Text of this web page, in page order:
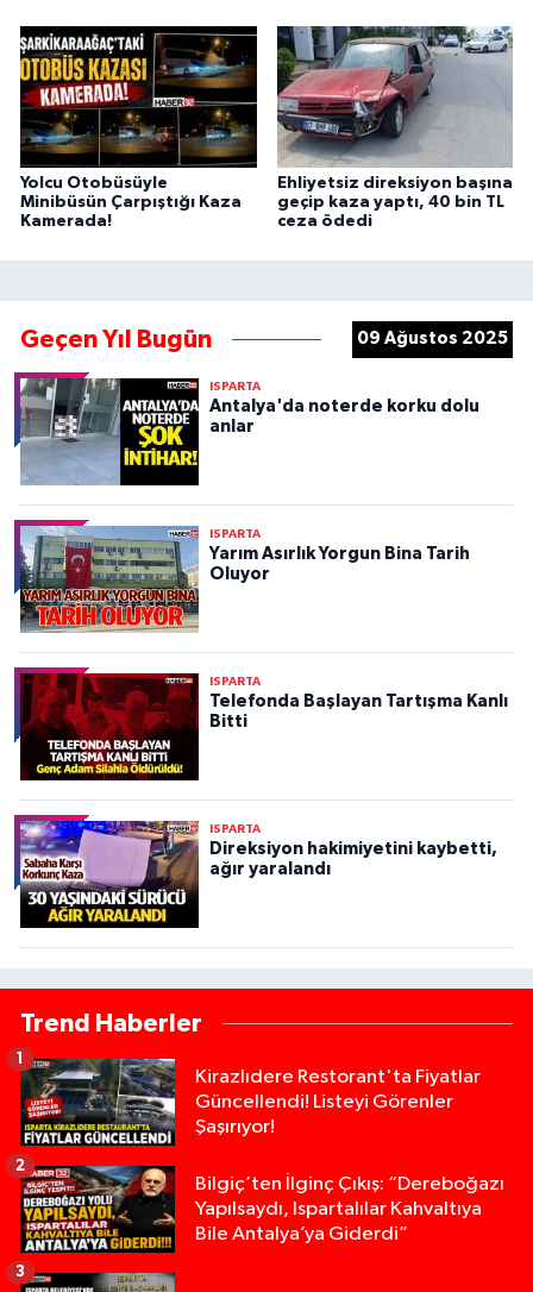
Yolcu Otobüsüyle
Minibüsün Çarpıştığı Kaza
Kamerada!
Ehliyetsiz direksiyon başına
geçip kaza yaptı, 40 bin TL
ceza ödedi
Geçen Yıl Bugün 09 Ağustos 2025
ISPARTA
Antalya'da noterde korku dolu
anlar
ISPARTA
Yarım Asırlık Yorgun Bina Tarih
Oluyor
ISPARTA
Telefonda Başlayan Tartışma Kanlı
Bitti
ISPARTA
Direksiyon hakimiyetini kaybetti,
ağır yaralandı
Trend Haberler
Kirazlıdere Restorant'ta Fiyatlar
Güncellendi! Listeyi Görenler
Şaşırıyor!
1
Bilgiç’ten İlginç Çıkış: “Dereboğazı
Yapılsaydı, Ispartalılar Kahvaltıya
Bile Antalya’ya Giderdi”
2
3